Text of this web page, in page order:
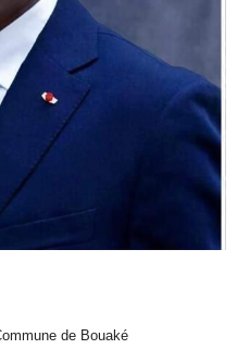
de Bouaké